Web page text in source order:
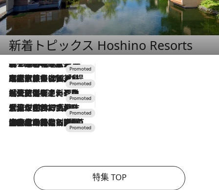
新着トピックス Hoshino Resorts
2026.8.7
【トンボの足水浴】ヒノキの香りに包まれて涼感マックス！約13℃の湧水かけ流しを避暑地「星野温泉 トンボの湯」で体験
2026.7.31
【ホテル帰省】という選択肢をOMOが提案。家族とほどよい距離を保つには「昼は実家、夜は気兼ねなくホテルで！」
2026.7.24
【夏限定ディナーコース】旬を迎える稚鮎や花ズッキーニなどをイタリア・トスカーナの郷土料理の手法で満喫！
2026.7.17
「土佐和ハーブかき氷」がOMO7高知に登場！生姜、山椒、大葉など目にも舌にも涼を呼ぶ郷土の味
2026.7.10
NEW OPEN！【界 草津】名湯の地に誕生。趣の異なる2種の温泉と上州ならではの会席・蕎麦割烹など美食を味わう究極の癒やし旅
特集 TOP